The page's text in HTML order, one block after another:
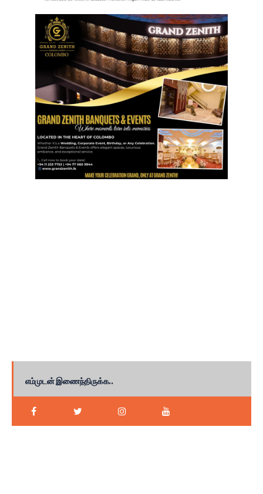
எம்முடன் இணைந்திருக்க..